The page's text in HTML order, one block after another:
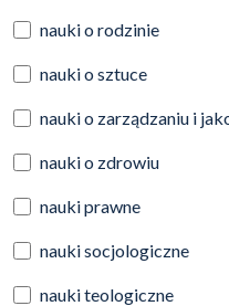
nauki o rodzinie
nauki o sztuce
nauki o zarządzaniu i
nauki o zdrowiu
nauki prawne
nauki socjologiczne
nauki teologiczne